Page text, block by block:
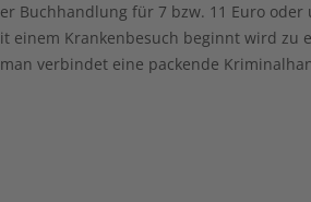
Buchhandlung für 7 bzw. 11 Euro oder
einem Krankenbesuch beginnt wird zu
verbindet eine packende